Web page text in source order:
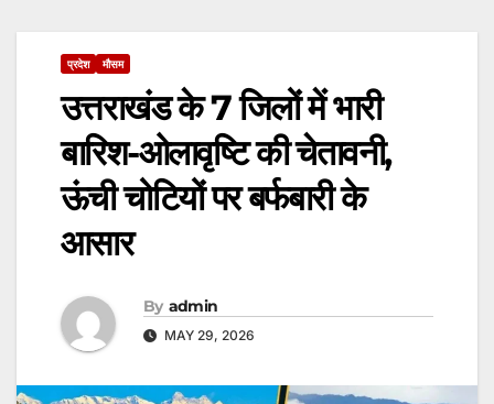
प्रदेश मौसम
उत्तराखंड के 7 जिलों में भारी
बारिश-ओलावृष्टि की चेतावनी,
ऊंची चोटियों पर बर्फबारी के
आसार
By admin
MAY 29, 2026